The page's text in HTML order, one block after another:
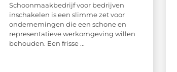
Schoonmaakbedrijf voor bedrijven
inschakelen is een slimme zet voor
ondernemingen die een schone en
representatieve werkomgeving willen
behouden. Een frisse ...